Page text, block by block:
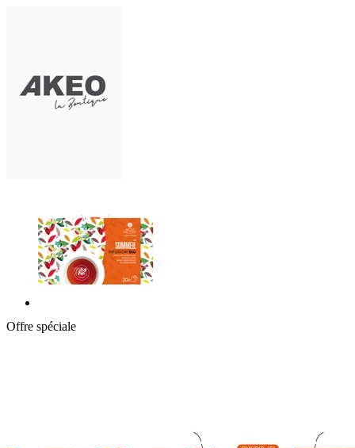
Offre spéciale